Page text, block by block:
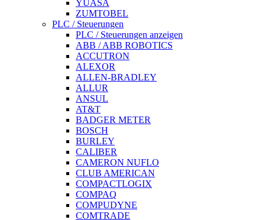
YUASA
ZUMTOBEL
PLC / Steuerungen
PLC / Steuerungen anzeigen
ABB / ABB ROBOTICS
ACCUTRON
ALEXOR
ALLEN-BRADLEY
ALLUR
ANSUL
AT&T
BADGER METER
BOSCH
BURLEY
CALIBER
CAMERON NUFLO
CLUB AMERICAN
COMPACTLOGIX
COMPAQ
COMPUDYNE
COMTRADE